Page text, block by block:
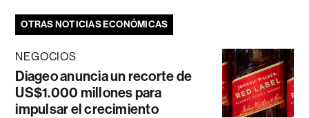
OTRAS NOTICIAS ECONÓMICAS
NEGOCIOS
Diageo anuncia un recorte de
US$1.000 millones para
impulsar el crecimiento